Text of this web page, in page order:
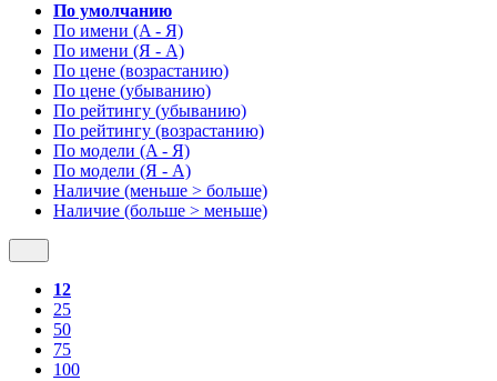
По умолчанию
По имени (A - Я)
По имени (Я - A)
По цене (возрастанию)
По цене (убыванию)
По рейтингу (убыванию)
По рейтингу (возрастанию)
По модели (A - Я)
По модели (Я - A)
Наличие (меньше > больше)
Наличие (больше > меньше)
12
25
50
75
100